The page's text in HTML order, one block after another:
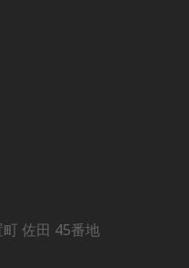
佐田 45番地